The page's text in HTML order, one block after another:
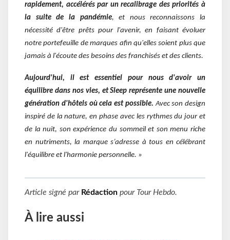
rapidement, accélérés par un recalibrage des priorités à
la suite de la pandémie, et nous reconnaissons la
nécessité d'être prêts pour l'avenir, en faisant évoluer
notre portefeuille de marques afin qu'elles soient plus que
jamais à l'écoute des besoins des franchisés et des clients.
Aujourd'hui, il est essentiel pour nous d'avoir un
équilibre dans nos vies, et Sleep représente une nouvelle
génération d'hôtels où cela est possible.Avec son design
inspiré de la nature, en phase avec les rythmes du jour et
de la nuit, son expérience du sommeil et son menu riche
en nutriments, la marque s’adresse à tous en célébrant
l'équilibre et l'harmonie personnelle. »
Article signé par Rédaction pour Tour Hebdo.
À lire aussi